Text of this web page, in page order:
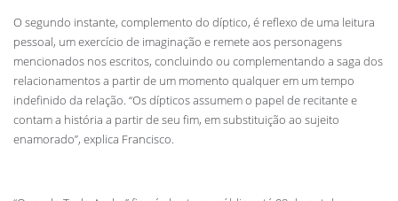
O segundo instante, complemento do díptico, é reflexo de uma leitura
pessoal, um exercício de imaginação e remete aos personagens
mencionados nos escritos, concluindo ou complementando a saga dos
relacionamentos a partir de um momento qualquer em um tempo
indefinido da relação. “Os dípticos assumem o papel de recitante e
contam a história a partir de seu fim, em substituição ao sujeito
enamorado”, explica Francisco.